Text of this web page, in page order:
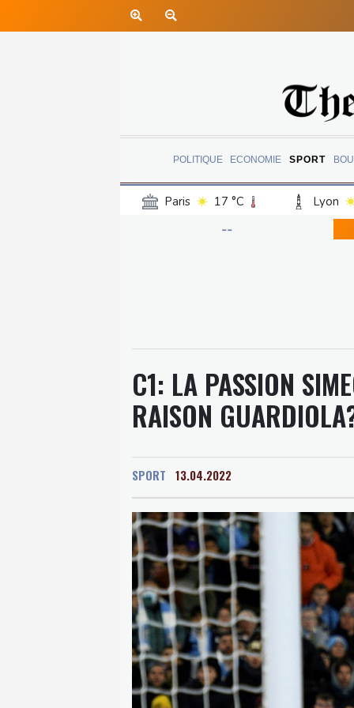
POLITIQUE ECONOMIE SPORT
Paris 17 °C Lyon
Luxembourg
--
C1: LA PASSION
RAISON
SPORT 13.04.2022